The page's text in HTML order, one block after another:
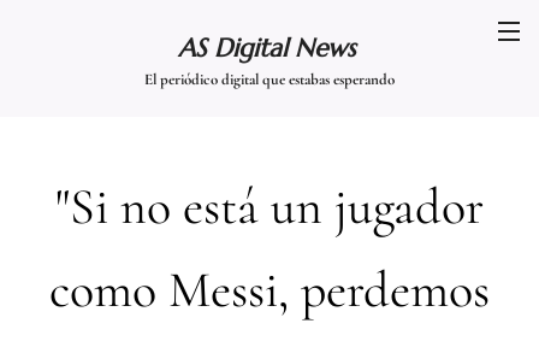
AS Digital News
El periódico digital que estabas esperando
"Si no está un jugador
como Messi, perdemos